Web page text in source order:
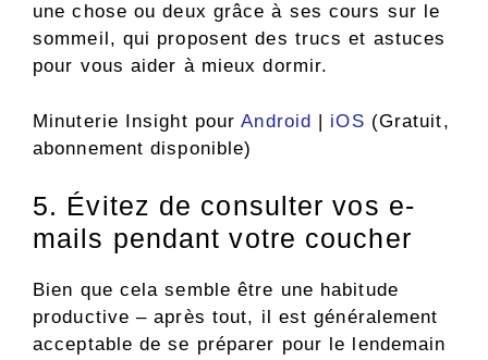
une chose ou deux grâce à ses cours sur le
sommeil, qui proposent des trucs et astuces
pour vous aider à mieux dormir.
Minuterie Insight pourAndroid | iOS (Gratuit,
abonnement disponible)
5. Évitez de consulter vos e-
mails pendant votre coucher
Bien que cela semble être une habitude
productive – après tout, il est généralement
acceptable de se préparer pour le lendemain